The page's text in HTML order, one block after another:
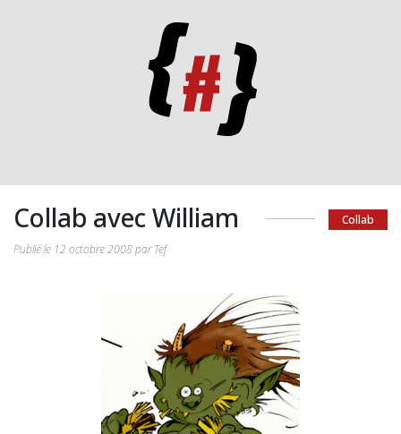
Collab avec William
Collab
Publié le 12 octobre 2008 par Tef